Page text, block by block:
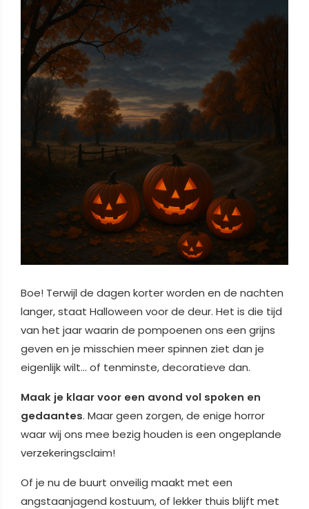
Boe! Terwijl de dagen korter worden en de nachten
langer, staat Halloween voor de deur. Het is die tijd
van het jaar waarin de pompoenen ons een grijns
geven en je misschien meer spinnen ziet dan je
eigenlijk wilt… of tenminste, decoratieve dan.
Maak je klaar voor een avond vol spoken en
gedaantes. Maar geen zorgen, de enige horror
waar wij ons mee bezig houden is een ongeplande
verzekeringsclaim!
Of je nu de buurt onveilig maakt met een
angstaanjagend kostuum, of lekker thuis blijft met